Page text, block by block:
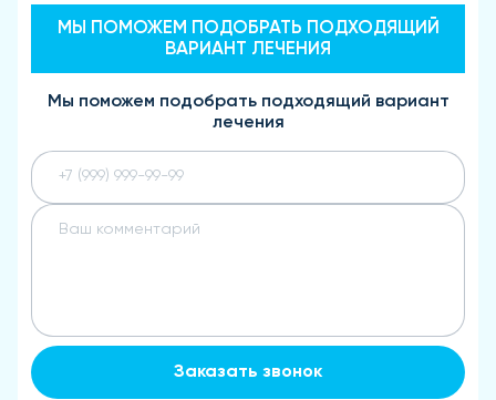
МЫ ПОМОЖЕМ ПОДОБРАТЬ ПОДХОДЯЩИЙ
ВАРИАНТ ЛЕЧЕНИЯ
Мы поможем подобрать подходящий вариант
лечения
Заказать звонок